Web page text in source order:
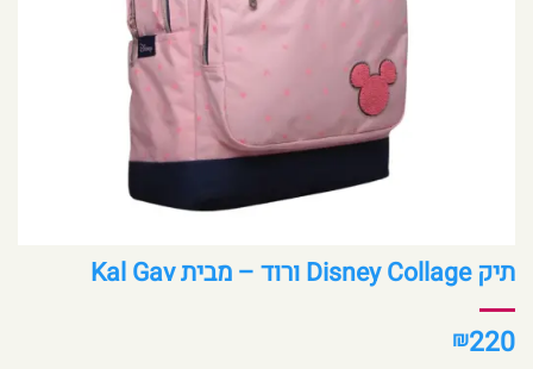
תיק Disney Collage ורוד – מבית Kal Gav
₪220